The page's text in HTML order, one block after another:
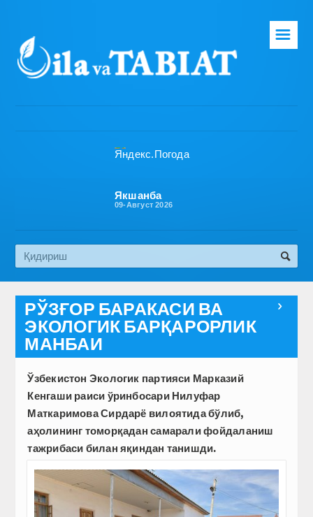
Бош саҳифа
Эко медиа
☰
Якшанба
09-Август 2026

РЎЗҒОР БАРАКАСИ ВА
ЭКОЛОГИК БАРҚАРОРЛИК
МАНБАИ
Ўзбекистон Экологик партияси Марказий
Кенгаши раиси ўринбосари Нилуфар
Маткаримова Сирдарё вилоятида бўлиб,
аҳолининг томорқадан самарали фойдаланиш
тажрибаси билан яқиндан танишди.